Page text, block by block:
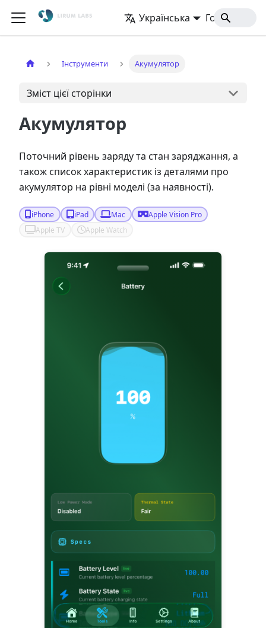
Українська Головна
Інструменти Акумулятор
Зміст цієї сторінки
Акумулятор
Поточний рівень заряду та стан заряджання, а
також список характеристик із деталями про
акумулятор на рівні моделі (за наявності).
iPhone iPad Mac
Apple Vision Pro
Apple TV
Apple Watch